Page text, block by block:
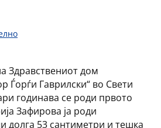
Здравствениот дом
Ѓорѓи Гаврилски“ во Свети
годинава се роди првото
Зафирова ја роди
долга 53 сантиметри и тешка